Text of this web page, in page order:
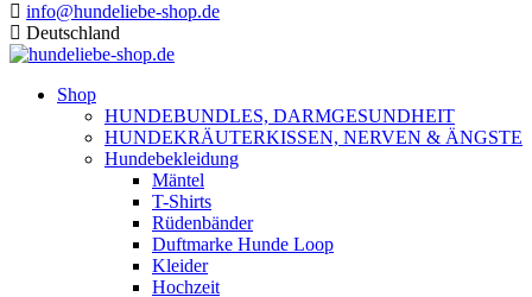
info@hundeliebe-shop.de
Deutschland
Shop
HUNDEBUNDLES, DARMGESUNDHEIT
HUNDEKRÄUTERKISSEN, NERVEN & ÄNGSTE
Hundebekleidung
Mäntel
T-Shirts
Rüdenbänder
Duftmarke Hunde Loop
Kleider
Hochzeit